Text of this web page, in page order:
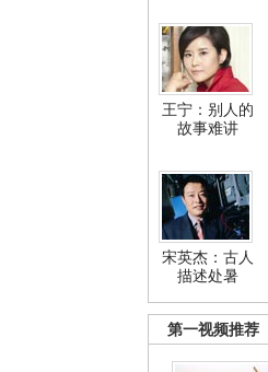
王宁：别人的
故事难讲
宋英杰：古人
描述处暑
第一视频推荐